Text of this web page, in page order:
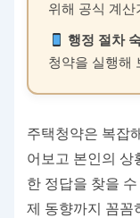
위해 공식 계산
행정 절차
청약을 실행해
주택청약은 복잡
어보고 본인의 상
한 정답을 찾을
제 동향까지 꼼꼼